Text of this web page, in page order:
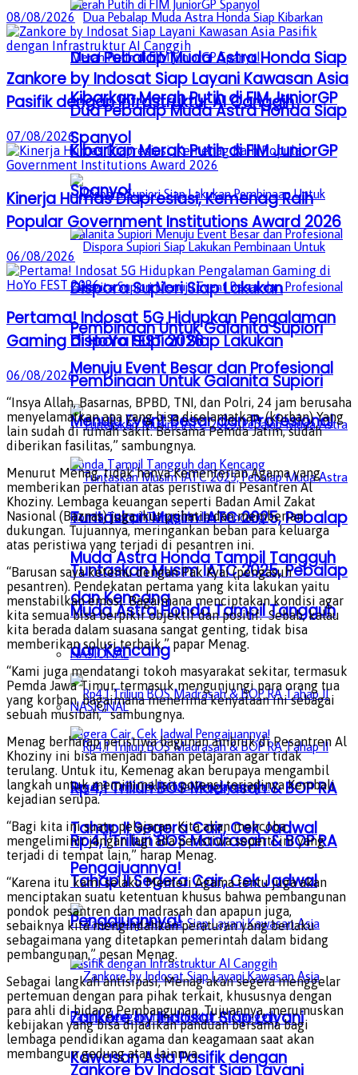
Dua Pebalap Muda Astra Honda Siap
Kibarkan Merah Putih di FIM JuniorGP
Spanyol
Dispora Supiori Siap Lakukan
Pembinaan Untuk Galanita Supiori
Menuju Event Besar dan Profesional
Tuntaskan Musim IATC 2025, Pebalap
Muda Astra Honda Tampil Tangguh
dan Kencang
NASIONAL
Rp4,1 Triliun BOS Madrasah & BOP RA
Tahap II Segera Cair, Cek Jadwal
Pengajuannya!
Zankore by Indosat Siap Layani
Kawasan Asia Pasifik dengan
Dua Pebalap Muda Astra Honda Siap
Kibarkan Merah Putih di FIM JuniorGP
Spanyol
Dispora Supiori Siap Lakukan
Pembinaan Untuk Galanita Supiori
Menuju Event Besar dan Profesional
Tuntaskan Musim IATC 2025, Pebalap
Muda Astra Honda Tampil Tangguh
dan Kencang
NASIONAL
Rp4,1 Triliun BOS Madrasah & BOP RA
Tahap II Segera Cair, Cek Jadwal
Pengajuannya!
Zankore by Indosat Siap Layani
08/08/2026
Zankore by Indosat Siap Layani Kawasan Asia
Pasifik dengan Infrastruktur AI Canggih
07/08/2026
Kinerja Humas Diapresiasi, Kemenag Raih
Popular Government Institutions Award 2026
06/08/2026
Pertama! Indosat 5G Hidupkan Pengalaman
Gaming di HoYo FEST 2026
06/08/2026
“Insya Allah, Basarnas, BPBD, TNI, dan Polri, 24 jam berusaha
menyelamatkan apa yang bisa diselamatkan. (korban) Yang
lain sudah di rumah sakit. Bersama Pemda Jatim, sudah
diberikan fasilitas,” sambungnya.
Menurut Menag, tidak hanya Kementerian Agama yang
memberikan perhatian atas peristiwa di Pesantren Al
Khoziny. Lembaga keuangan seperti Badan Amil Zakat
Nasional (Baznas) juga ikut prihatin dan memberian
dukungan. Tujuannya, meringankan beban para keluarga
atas peristiwa yang terjadi di pesantren ini.
“Barusan saya ketemu dengan Pak Kyai (pengasuh
pesantren). Pendekatan pertama yang kita lakukan yaitu
menstabilkan emosi. Bagaimana menciptakan kondisi agar
kita semua bisa berpikir objektif dan positif. Sebab, kalau
kita berada dalam suasana sangat genting, tidak bisa
memberikan solusi terbaik,” papar Menag.
“Kami juga mendatangi tokoh masyarakat sekitar, termasuk
Pemda Jawa Timur, termasuk mengunjungi para orang tua
yang korban, bagaimana menerima kenyataan ini sebagai
sebuah musibah,” sambungnya.
Menag berharap peristiwa bagunan ambruk di Pesantren Al
Khoziny ini bisa menjadi bahan pelajaran agar tidak
terulang. Untuk itu, Kemenag akan berupaya mengambil
langkah untuk meminimalisir potensi terjadinya Kembali
kejadian serupa.
“Bagi kita ini suatu pelajaran. Kita akan mencoba
mengeliminir jangan lagi ada peristiwa seperti ini yang
terjadi di tempat lain,” harap Menag.
“Karena itu kami selaku Menteri Agama tentu juga akan
menciptakan suatu ketentuan khusus bahwa pembangunan
pondok pesantren dan madrasah dan apapun juga,
sebaiknya kita mengindahkan peraturan yang berlaku
sebagaimana yang ditetapkan pemerintah dalam bidang
pembangunan,” pesan Menag.
Sebagai langkah antisipasi, Menag akan segera menggelar
pertemuan dengan para pihak terkait, khususnya dengan
para ahli di bidang Pembangunan. Tujuannya, merumuskan
kebijakan yang bisa dijadikan panduan bersama bagi
lembaga pendidikan agama dan keagamaan saat akan
membangun gedung atau lainnya.